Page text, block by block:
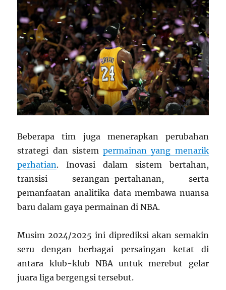
Beberapa tim juga menerapkan perubahan
strategi dan sistempermainan yang menarik
perhatian. Inovasi dalam sistem bertahan,
transisi serangan-pertahanan, serta
pemanfaatan analitika data membawa nuansa
baru dalam gaya permainan di NBA.
Musim 2024/2025 ini diprediksi akan semakin
seru dengan berbagai persaingan ketat di
antara klub-klub NBA untuk merebut gelar
juara liga bergengsi tersebut.